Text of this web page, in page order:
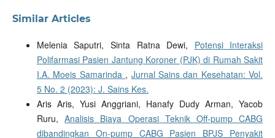
Similar Articles
Melenia Saputri, Sinta Ratna Dewi, Potensi Interaksi
Polifarmasi Pasien Jantung Koroner (PJK) di Rumah Sakit
I.A. Moeis Samarinda , Jurnal Sains dan Kesehatan: Vol.
5 No. 2 (2023): J. Sains Kes.
Aris Aris, Yusi Anggriani, Hanafy Dudy Arman, Yacob
Ruru,Analisis Biaya Operasi Teknik Off-pump CABG
dibandingkan On-pump CABG Pasien BPJS Penyakit